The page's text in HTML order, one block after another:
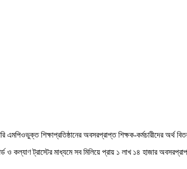
শিক্ষাপ্রতিষ্ঠানের অবসরপ্রাপ্ত শিক্ষক-কর্মচারীদের অর্থ
ট্রাস্টের মাধ্যমে সব মিলিয়ে প্রায় ১ লাখ ১৪ হাজার